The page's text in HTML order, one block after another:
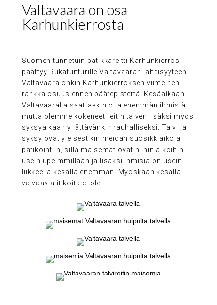
Valtavaara on osa
Karhunkierrosta
Suomen tunnetuin patikkareitti Karhunkierros
päättyy Rukatunturille Valtavaaran läheisyyteen.
Valtavaara onkin Karhunkierroksen viimeinen
rankka osuus ennen päätepistettä. Kesäaikaan
Valtavaaralla saattaakin olla enemmän ihmisiä,
mutta olemme kokeneet reitin talven lisäksi myös
syksyaikaan yllättävänkin rauhalliseksi. Talvi ja
syksy ovat yleisestikin meidän suosikkiaikoja
patikointiin, sillä maisemat ovat niihin aikoihin
usein upeimmillaan ja lisäksi ihmisiä on usein
liikkeellä kesällä enemmän. Myöskään kesällä
vaivaavia itikoita ei ole.